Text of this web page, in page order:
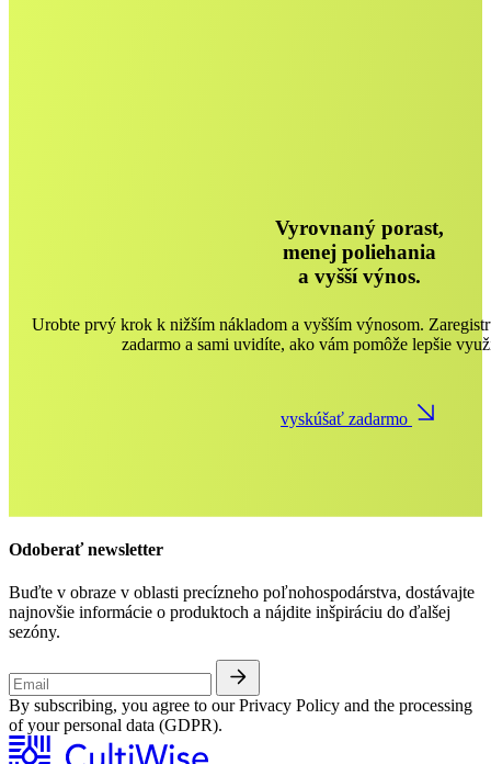
Vyrovnaný porast,
menej poliehania
a vyšší výnos.
Urobte prvý krok k nižším nákladom a vyšším výnosom.
zadarmo a sami uvidíte, ako vám pomôže lepšie
vyskúšať zadarmo
Odoberať newsletter
Buďte v obraze v oblasti precízneho poľnohospodárstva, dostávajte
najnovšie informácie o produktoch a nájdite inšpiráciu do ďalšej
sezóny.
By subscribing, you agree to our Privacy Policy and the processing
of your personal data (GDPR).